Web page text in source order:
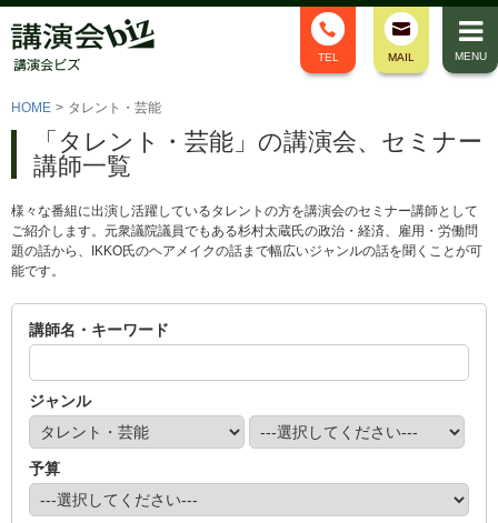
MENU
TEL MAIL
HOME > タレント・芸能
「タレント・芸能」の講演会、セミナー
講師一覧
様々な番組に出演し活躍しているタレントの方を講演会のセミナー講師として
ご紹介します。元衆議院議員でもある杉村太蔵氏の政治・経済、雇用・労働問
題の話から、IKKO氏のヘアメイクの話まで幅広いジャンルの話を聞くことが可
能です。
講師名・キーワード
ジャンル
予算